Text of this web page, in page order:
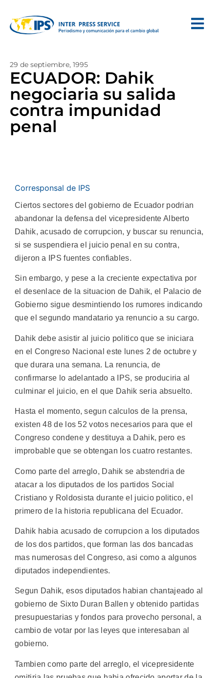
29 de septiembre, 1995
ECUADOR: Dahik
negociaria su salida
contra impunidad
penal
Corresponsal de IPS
Ciertos sectores del gobierno de Ecuador podrian
abandonar la defensa del vicepresidente Alberto
Dahik, acusado de corrupcion, y buscar su renuncia,
si se suspendiera el juicio penal en su contra,
dijeron a IPS fuentes confiables.
Sin embargo, y pese a la creciente expectativa por
el desenlace de la situacion de Dahik, el Palacio de
Gobierno sigue desmintiendo los rumores indicando
que el segundo mandatario ya renuncio a su cargo.
Dahik debe asistir al juicio politico que se iniciara
en el Congreso Nacional este lunes 2 de octubre y
que durara una semana. La renuncia, de
confirmarse lo adelantado a IPS, se produciria al
culminar el juicio, en el que Dahik seria absuelto.
Hasta el momento, segun calculos de la prensa,
existen 48 de los 52 votos necesarios para que el
Congreso condene y destituya a Dahik, pero es
improbable que se obtengan los cuatro restantes.
Como parte del arreglo, Dahik se abstendria de
atacar a los diputados de los partidos Social
Cristiano y Roldosista durante el juicio politico, el
primero de la historia republicana del Ecuador.
Dahik habia acusado de corrupcion a los diputados
de los dos partidos, que forman las dos bancadas
mas numerosas del Congreso, asi como a algunos
diputados independientes.
Segun Dahik, esos diputados habian chantajeado al
gobierno de Sixto Duran Ballen y obtenido partidas
presupuestarias y fondos para provecho personal, a
cambio de votar por las leyes que interesaban al
gobierno.
Tambien como parte del arreglo, el vicepresidente